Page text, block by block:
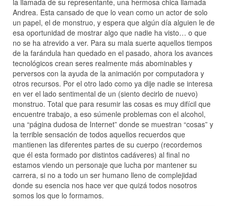
la llamada de su representante, una hermosa chica llamada
Andrea. Esta cansado de que lo vean como un actor de solo
un papel, el de monstruo, y espera que algún día alguien le de
esa oportunidad de mostrar algo que nadie ha visto… o que
no se ha atrevido a ver. Para su mala suerte aquellos tiempos
de la farándula han quedado en el pasado, ahora los avances
tecnológicos crean seres realmente más abominables y
perversos con la ayuda de la animación por computadora y
otros recursos. Por el otro lado como ya dije nadie se interesa
en ver el lado sentimental de un (siento decirlo de nuevo)
monstruo. Total que para resumir las cosas es muy difícil que
encuentre trabajo, a eso súmenle problemas con el alcohol,
una “página dudosa de Internet” donde se muestran “cosas” y
la terrible sensación de todos aquellos recuerdos que
mantienen las diferentes partes de su cuerpo (recordemos
que él esta formado por distintos cadáveres) al final no
estamos viendo un personaje que lucha por mantener su
carrera, si no a todo un ser humano lleno de complejidad
donde su esencia nos hace ver que quizá todos nosotros
somos los que lo formamos.